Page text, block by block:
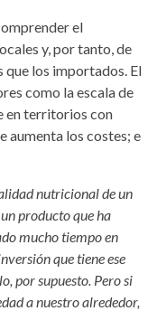
el
y, por tanto, de
que los importados. El
como la escala de
en territorios con
aumenta los costes; e
nutricional de un
producto que ha
mucho tiempo en
que tiene ese
por supuesto. Pero si
a nuestro alrededor,